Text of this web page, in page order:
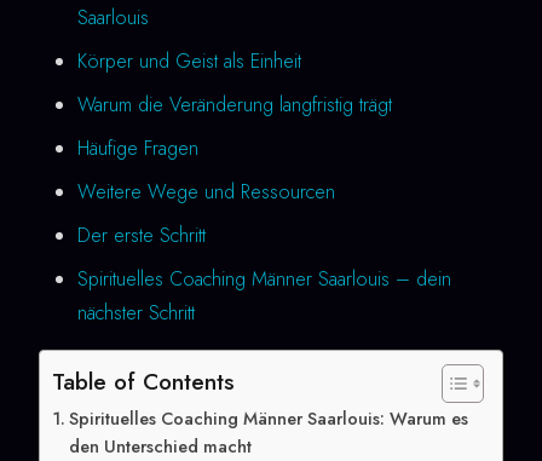
Saarlouis
Körper und Geist als Einheit
Warum die Veränderung langfristig trägt
Häufige Fragen
Weitere Wege und Ressourcen
Der erste Schritt
Spirituelles Coaching Männer Saarlouis – dein
nächster Schritt
Table of Contents
Spirituelles Coaching Männer Saarlouis: Warum es
den Unterschied macht